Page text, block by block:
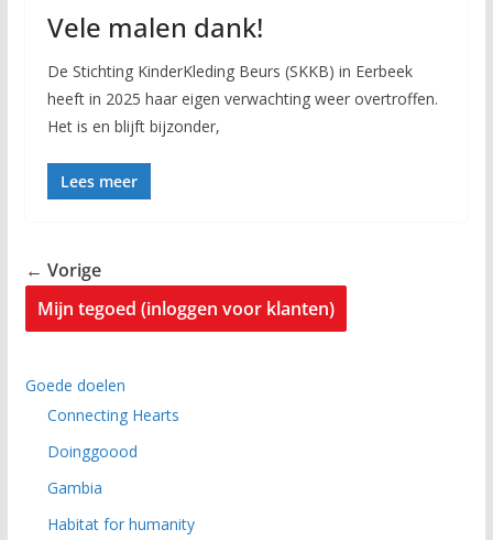
Vele malen dank!
De Stichting KinderKleding Beurs (SKKB) in Eerbeek
heeft in 2025 haar eigen verwachting weer overtroffen.
Het is en blijft bijzonder,
Lees meer
← Vorige
Mijn tegoed (inloggen voor klanten)
Goede doelen
Connecting Hearts
Doinggoood
Gambia
Habitat for humanity